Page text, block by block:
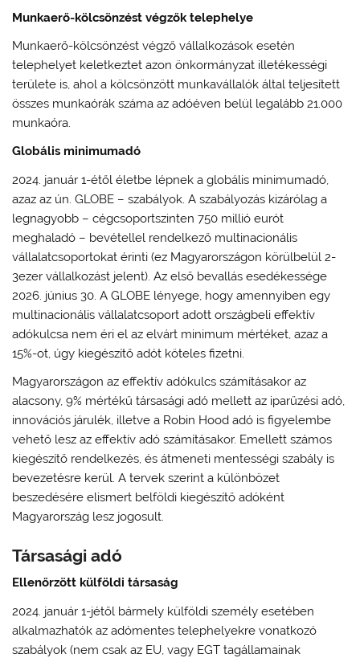
Munkaerő-kölcsönzést végzők telephelye
Munkaerő-kölcsönzést végző vállalkozások esetén
telephelyet keletkeztet azon önkormányzat illetékességi
területe is, ahol a kölcsönzött munkavállalók által teljesített
összes munkaórák száma az adóéven belül legalább 21.000
munkaóra.
Globális minimumadó
2024. január 1-étől életbe lépnek a globális minimumadó,
azaz az ún. GLOBE – szabályok. A szabályozás kizárólag a
legnagyobb – cégcsoportszinten 750 millió eurót
meghaladó – bevétellel rendelkező multinacionális
vállalatcsoportokat érinti (ez Magyarországon körülbelül 2-
3ezer vállalkozást jelent). Az első bevallás esedékessége
2026. június 30. A GLOBE lényege, hogy amennyiben egy
multinacionális vállalatcsoport adott országbeli effektív
adókulcsa nem éri el az elvárt minimum mértéket, azaz a
15%-ot, úgy kiegészítő adót köteles fizetni.
Magyarországon az effektív adókulcs számításakor az
alacsony, 9% mértékű társasági adó mellett az iparűzési adó,
innovációs járulék, illetve a Robin Hood adó is figyelembe
vehető lesz az effektív adó számításakor. Emellett számos
kiegészítő rendelkezés, és átmeneti mentességi szabály is
bevezetésre kerül. A tervek szerint a különbözet
beszedésére elismert belföldi kiegészítő adóként
Magyarország lesz jogosult.
Társasági adó
Ellenőrzött külföldi társaság
2024. január 1-jétől bármely külföldi személy esetében
alkalmazhatók az adómentes telephelyekre vonatkozó
szabályok (nem csak az EU, vagy EGT tagállamainak